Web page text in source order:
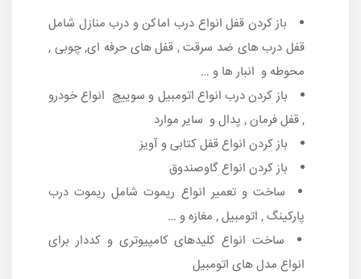
باز کردن قفل انواع درب اماکن و درب منازل شامل
قفل درب های ضد سرقت , قفل های حرفه ای, چوبی ,
محوطه و انبار ها و …
باز کردن درب انواع اتومبیل و سوییچ انواع خودرو
, قفل فرمان , پدال و سایر موارد
باز کردن انواع قفل کتابی و آویز
باز کردن انواع گاوصندوق
ساخت و تعمیر انواع ریموت شامل ریموت درب
پارکینگ , اتومبیل , مغازه و …
ساخت انواع کلیدهای کامپیوتری و کددار برای
انواع مدل های اتومبیل